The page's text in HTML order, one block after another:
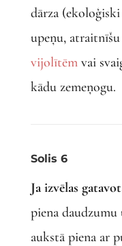
dārza
upeņu,
vijolītēmvai
kādu zemeņogu.
Solis 6
Ja izvēlas
piena daudzumu
aukstā piena ar